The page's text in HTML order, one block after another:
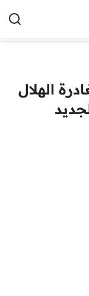
الهلال